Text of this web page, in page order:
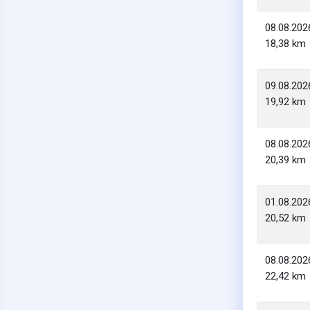
18,38 km
19,92 km
20,39 km
20,52 km
22,42 km